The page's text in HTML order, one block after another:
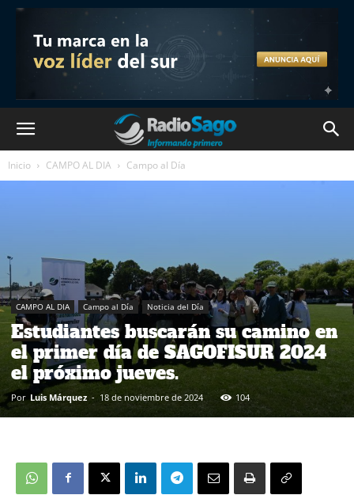
Inicio CAMPO AL DIA Campo al Día
CAMPO AL DIA Campo al Día Noticia del Día
Estudiantes buscarán su camino en
el primer día de SAGOFISUR 2024
el próximo jueves.
Por Luis Márquez - 18 de noviembre de 2024 104